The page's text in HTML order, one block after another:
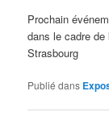
Prochain
dans le cadre
Strasbourg
Publié dans